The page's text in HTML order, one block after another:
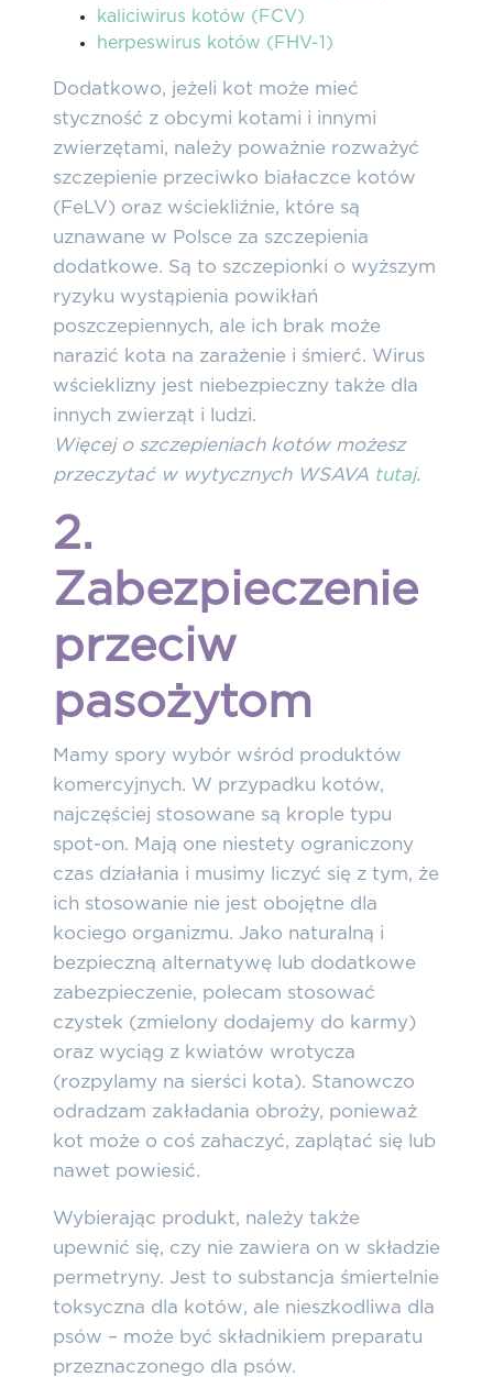
kaliciwirus kotów (FCV)
herpeswirus kotów (FHV-1)
Dodatkowo, jeżeli kot może mieć
styczność z obcymi kotami i innymi
zwierzętami, należy poważnie rozważyć
szczepienie przeciwko białaczce kotów
(FeLV) oraz wściekliźnie, które są
uznawane w Polsce za szczepienia
dodatkowe. Są to szczepionki o wyższym
ryzyku wystąpienia powikłań
poszczepiennych, ale ich brak może
narazić kota na zarażenie i śmierć. Wirus
wścieklizny jest niebezpieczny także dla
innych zwierząt i ludzi.
Więcej o szczepieniach kotów możesz
przeczytać w wytycznych WSAVA tutaj.
2.
Zabezpieczenie
przeciw
pasożytom
Mamy spory wybór wśród produktów
komercyjnych. W przypadku kotów,
najczęściej stosowane są krople typu
spot-on. Mają one niestety ograniczony
czas działania i musimy liczyć się z tym, że
ich stosowanie nie jest obojętne dla
kociego organizmu. Jako naturalną i
bezpieczną alternatywę lub dodatkowe
zabezpieczenie, polecam stosować
czystek (zmielony dodajemy do karmy)
oraz wyciąg z kwiatów wrotycza
(rozpylamy na sierści kota). Stanowczo
odradzam zakładania obroży, ponieważ
kot może o coś zahaczyć, zaplątać się lub
nawet powiesić.
Wybierając produkt, należy także
upewnić się, czy nie zawiera on w składzie
permetryny. Jest to substancja śmiertelnie
toksyczna dla kotów, ale nieszkodliwa dla
psów – może być składnikiem preparatu
przeznaczonego dla psów.